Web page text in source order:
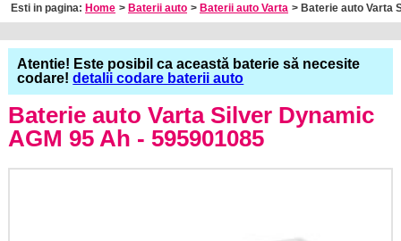
frecvente
Contact
Esti in pagina: Home > Baterii auto > Baterii auto Varta > Baterie auto Varta
Atentie! Este posibil ca această baterie să necesite
codare! detalii codare baterii auto
Baterie auto Varta Silver Dynamic
AGM 95 Ah - 595901085